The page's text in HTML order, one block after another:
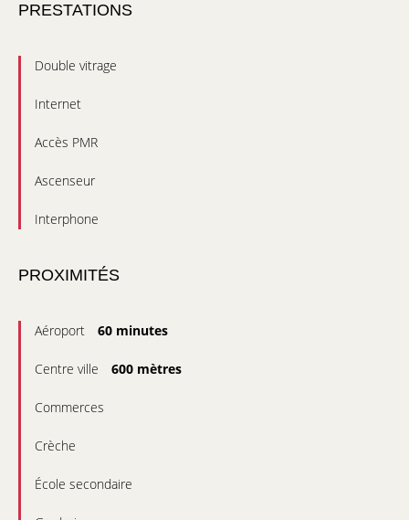
PRESTATIONS
Double vitrage
Internet
Accès PMR
Ascenseur
Interphone
PROXIMITÉS
Aéroport 60 minutes
Centre ville 600 mètres
Commerces
Crèche
École secondaire